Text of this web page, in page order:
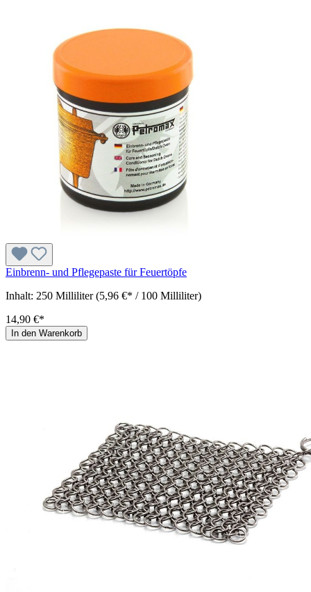
Einbrenn- und Pflegepaste für Feuertöpfe
Inhalt: 250 Milliliter(5,96 €* / 100 Milliliter)
14,90 €*
In den Warenkorb